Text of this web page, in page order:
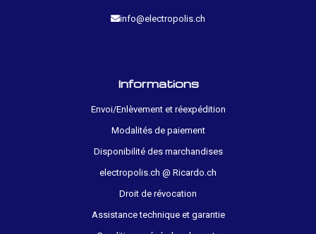
info@electropolis.ch
Informations
Envoi/Enlèvement et réexpédition
Modalités de paiement
Disponibilité des marchandises
electropolis.ch @ Ricardo.ch
Droit de révocation
Assistance technique et garantie